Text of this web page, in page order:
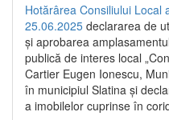
Hotărârea Consiliului Local
25.06.2025 declararea de
și aprobarea
publică de interes local
Cartier Eugen Ionescu,
în municipiul Slatina și
a imobilelor cuprinse în